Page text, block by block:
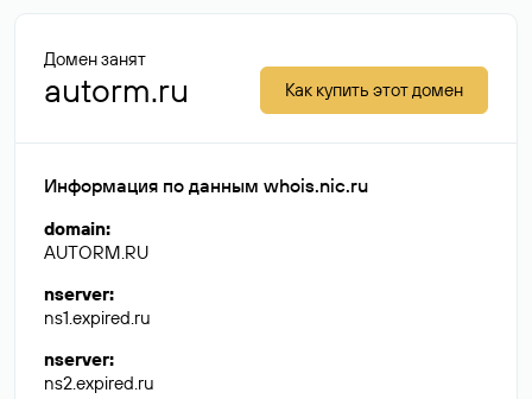
Домен занят
autorm.ru Как купить этот домен
Информация по данным whois.nic.ru
domain:
AUTORM.RU
nserver:
ns1.expired.ru
nserver:
ns2.expired.ru